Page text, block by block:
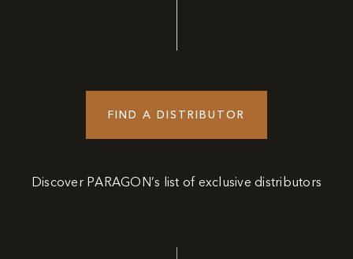
FIND A DISTRIBUTOR
Discover PARAGON’s list of exclusive distributors